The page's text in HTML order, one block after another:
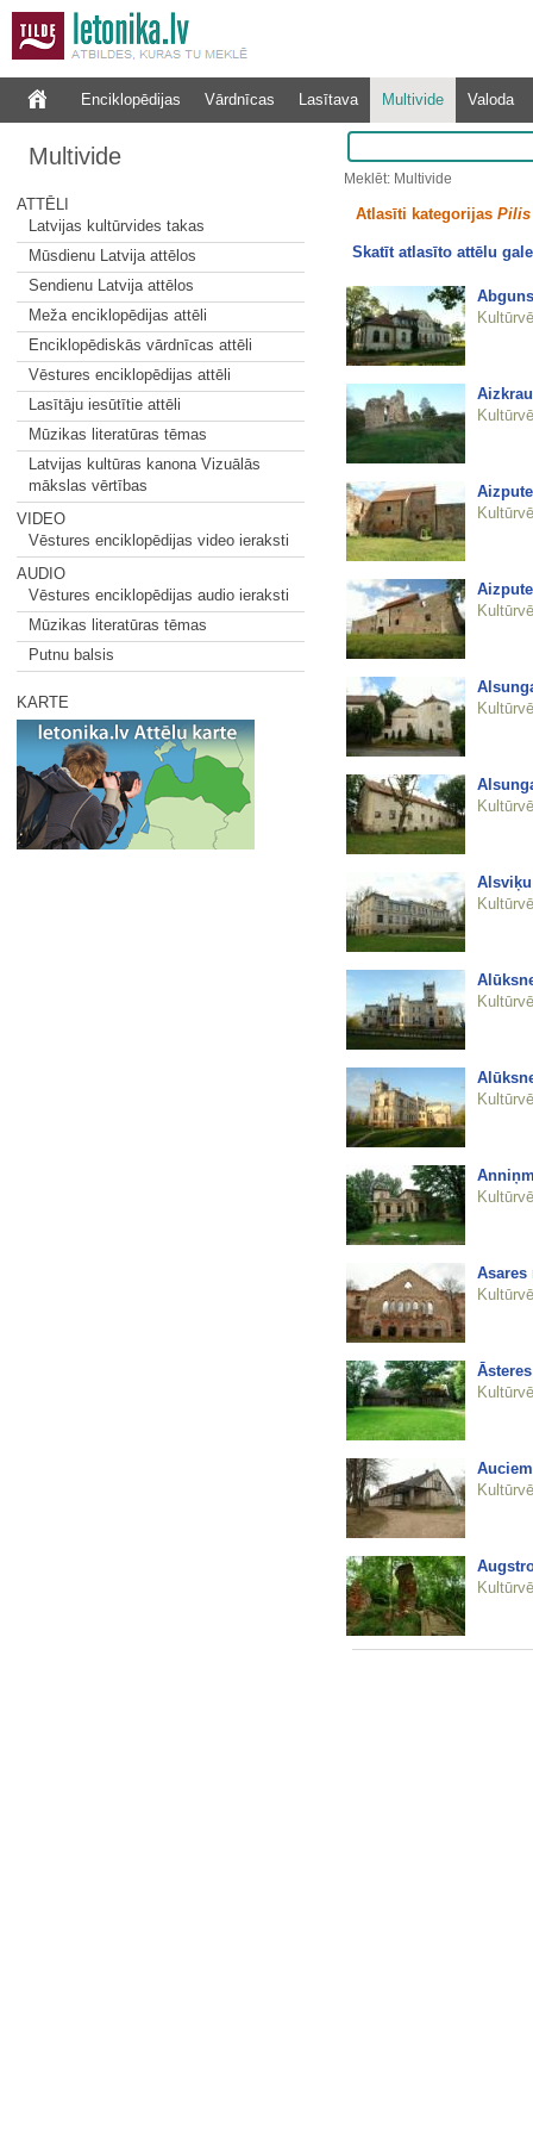
Enciklopēdijas Vārdnīcas Lasītava Multivide Valoda
Multivide
ATTĒLI
Latvijas kultūrvides takas
Mūsdienu Latvija attēlos
Sendienu Latvija attēlos
Meža enciklopēdijas attēli
Enciklopēdiskās vārdnīcas attēli
Vēstures enciklopēdijas attēli
Lasītāju iesūtītie attēli
Mūzikas literatūras tēmas
Latvijas kultūras kanona Vizuālās
mākslas vērtības
VIDEO
Vēstures enciklopēdijas video ieraksti
AUDIO
Vēstures enciklopēdijas audio ieraksti
Mūzikas literatūras tēmas
Putnu balsis
KARTE
Meklēt: Multivide
Atlasīti kategorijas Pilis
Skatīt atlasīto attēlu
Asares